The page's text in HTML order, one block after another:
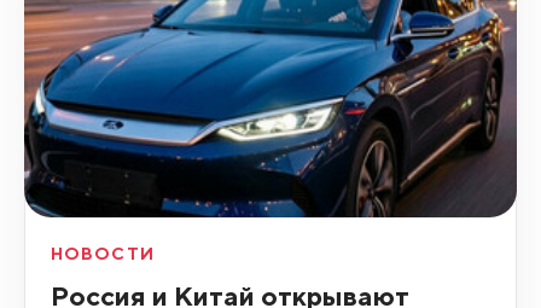
НОВОСТИ
Россия и Китай открывают